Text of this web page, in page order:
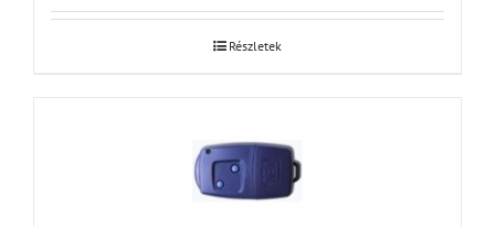
Részletek